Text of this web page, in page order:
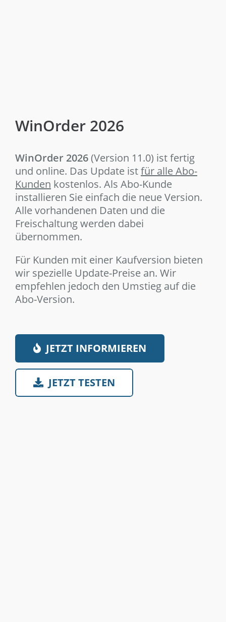
WinOrder 2026
WinOrder 2026(Version 11.0) ist fertig
und online. Das Update istfür alle Abo-
Kunden kostenlos. Als Abo-Kunde
installieren Sie einfach die neue Version.
Alle vorhandenen Daten und die
Freischaltung werden dabei
übernommen.
Für Kunden mit einer Kaufversion bieten
wir spezielle Update-Preise an. Wir
empfehlen jedoch den Umstieg auf die
Abo-Version.
JETZT INFORMIEREN
JETZT TESTEN